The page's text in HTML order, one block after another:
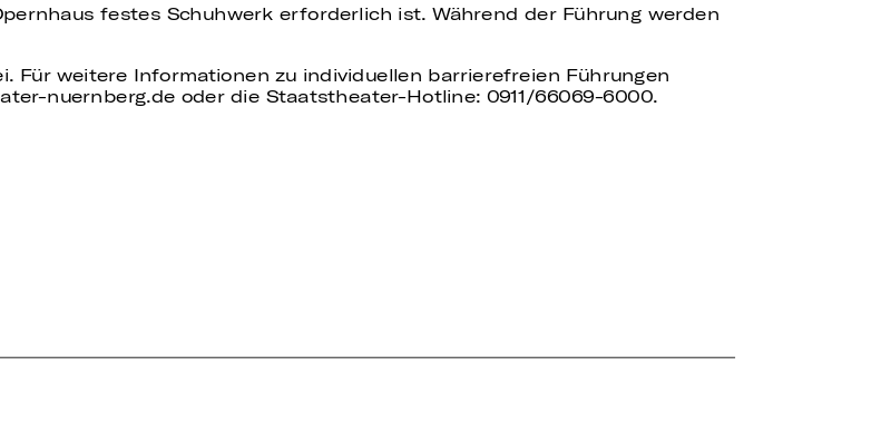
festes Schuhwerk erforderlich ist. Während der Führung werden
Für weitere Informationen zu individuellen barrierefreien Führungen
nuernberg.de oder die Staatstheater-Hotline: 0911/66069-6000.